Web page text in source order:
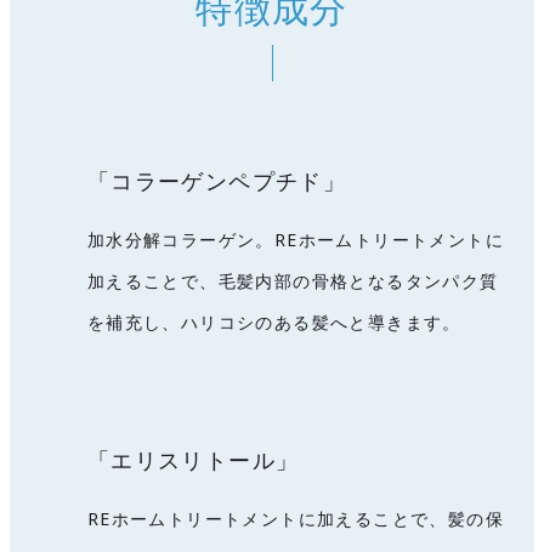
「コラーゲンペプチド」
加水分解コラーゲン。REホームトリートメントに
加えることで、毛髪内部の骨格となるタンパク質
を補充し、ハリコシのある髪へと導きます。
「エリスリトール」
REホームトリートメントに加えることで、髪の保